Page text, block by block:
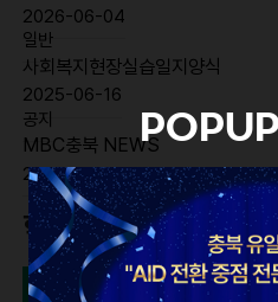
POPUP
2026-06-04
일반
사회복지현장실습일지양식
2025-06-16
공지
MBC충북 NEWS
2025-03-20
학과소개